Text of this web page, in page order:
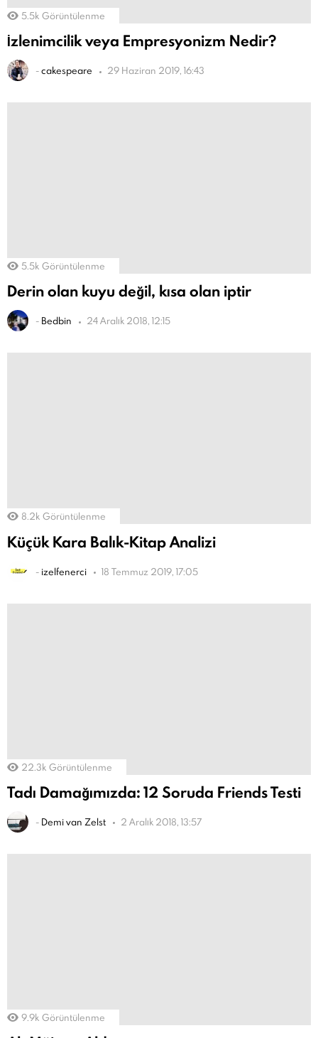
5.5k Görüntülenme
İzlenimcilik veya Empresyonizm Nedir?
-cakespeare 29 Haziran 2019, 16:43
5.5k Görüntülenme
Derin olan kuyu değil, kısa olan iptir
- Bedbin 24 Aralık 2018, 12:15
8.2k Görüntülenme
Küçük Kara Balık-Kitap Analizi
- izelfenerci 18 Temmuz 2019, 17:05
22.3k Görüntülenme
Tadı Damağımızda: 12 Soruda Friends Testi
- Demi van Zelst 2 Aralık 2018, 13:57
9.9k Görüntülenme